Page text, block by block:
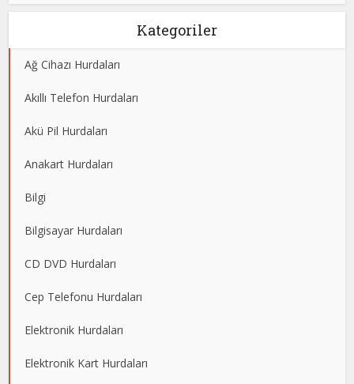
Kategoriler
Ağ Cihazı Hurdaları
Akıllı Telefon Hurdaları
Akü Pil Hurdaları
Anakart Hurdaları
Bilgi
Bilgisayar Hurdaları
CD DVD Hurdaları
Cep Telefonu Hurdaları
Elektronik Hurdaları
Elektronik Kart Hurdaları